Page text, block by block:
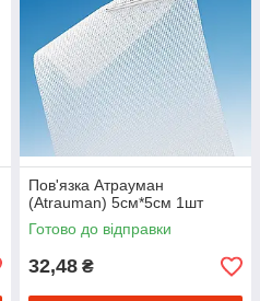
Пов'язка Атрауман
(Atrauman) 5см*5см 1шт
Готово до відправки
32,48 ₴